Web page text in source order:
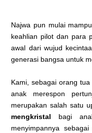
Najwa pun mulai
keahlian pilot dan para
awal dari wujud
generasi bangsa untuk
Kami, sebagai orang
anak merespon
merupakan salah satu
mengkristal bagi
menyimpannya